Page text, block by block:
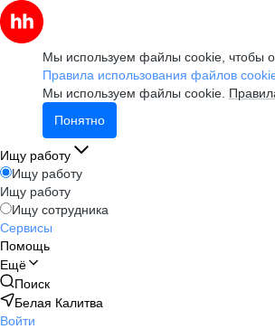
Мы используем файлы cookie, чтобы
Правила использования файлов
Мы используем файлы cookie.
Понятно
Ищу работу
Ищу работу
Ищу работу
Ищу сотрудника
Сервисы
Помощь
Ещё
Поиск
Белая Калитва
Войти